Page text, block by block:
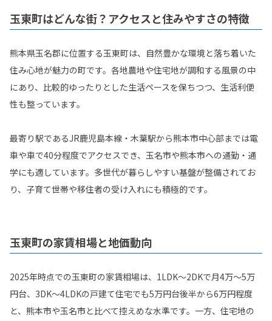
玉東町はどんな街？アクセスと住みやすさの特徴
熊本県玉名郡に位置する玉東町は、自然豊かな環境と落ち着いた
住み心地が魅力の町です。各地農地や住宅地が調和する風景の中
にあり、比較的ゆったりとした生活ペースを保ちつつ、生活利便
性も整っています。
最寄り駅であるJR鹿児島本線・木葉駅から熊本市中心部までは電
車や車で40分程度でアクセスでき、玉名市や熊本市への通勤・通
学にも適しています。多世代が暮らしやすい基盤が整備されてお
り、子育て世帯や移住者の受け入れにも積極的です。
玉東町の家賃相場と地価動向
2025年時点での玉東町の家賃相場は、1LDK～2DKで月4万～5万
円台、3DK～4LDKの戸建て住宅でも5万円台後半から6万円程度
と、熊本市や玉名市と比べて控えめな水準です。一方、住宅地の